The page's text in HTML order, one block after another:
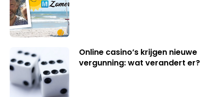
Online casino’s krijgen nieuwe
vergunning: wat verandert er?